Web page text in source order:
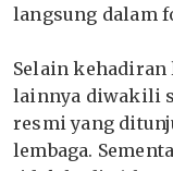
langsung dalam
‎Selain kehadiran
lainnya diwakili
resmi yang
lembaga.